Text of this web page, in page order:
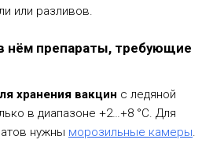
или разливов.
нём препараты, требующие
хранения вакцин с ледяной
в диапазоне +2…+8 °C. Для
нужны морозильные камеры.